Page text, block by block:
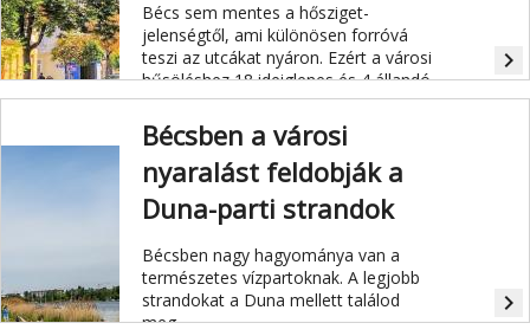
Bécs sem mentes a hősziget-
jelenségtől, ami különösen forróvá
teszi az utcákat nyáron. Ezért a városi
hűsöléshez 18 ideiglenes és 4 állandó
"klimatizált utcát" hoztak létre,
ahol öt fokkal sikerült csökkenteni a
hőmérsékletet.
navigate_next
Bécsben a városi
nyaralást feldobják a
Duna-parti strandok
Bécsben nagy hagyománya van a
természetes vízpartoknak. A legjobb
strandokat a Duna mellett találod
meg.
navigate_next